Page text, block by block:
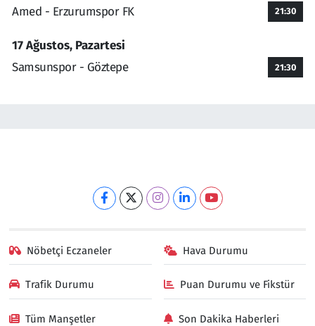
Amed - Erzurumspor FK 21:30
17 Ağustos, Pazartesi
Samsunspor - Göztepe
21:30
Nöbetçi Eczaneler Hava Durumu
Trafik Durumu Puan Durumu ve Fikstür
Tüm Manşetler Son Dakika Haberleri